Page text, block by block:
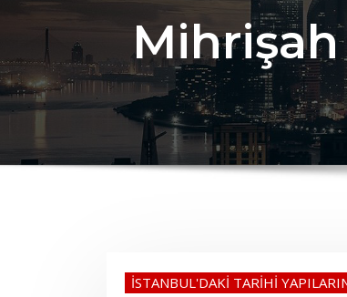
Mihrişah
İSTANBUL'DAKİ TARİHİ